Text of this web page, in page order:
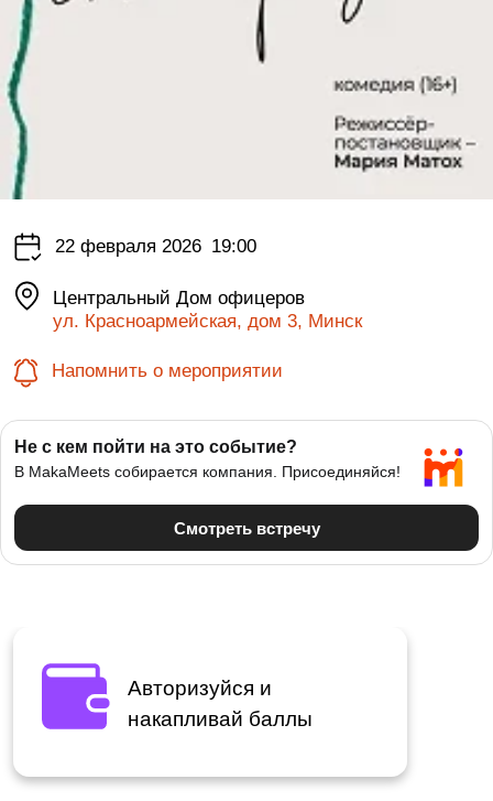
22 февраля 2026 19:00
Центральный Дом офицеров
ул. Красноармейская, дом 3, Минск
Напомнить о мероприятии
Авторизуйся и
накапливай баллы